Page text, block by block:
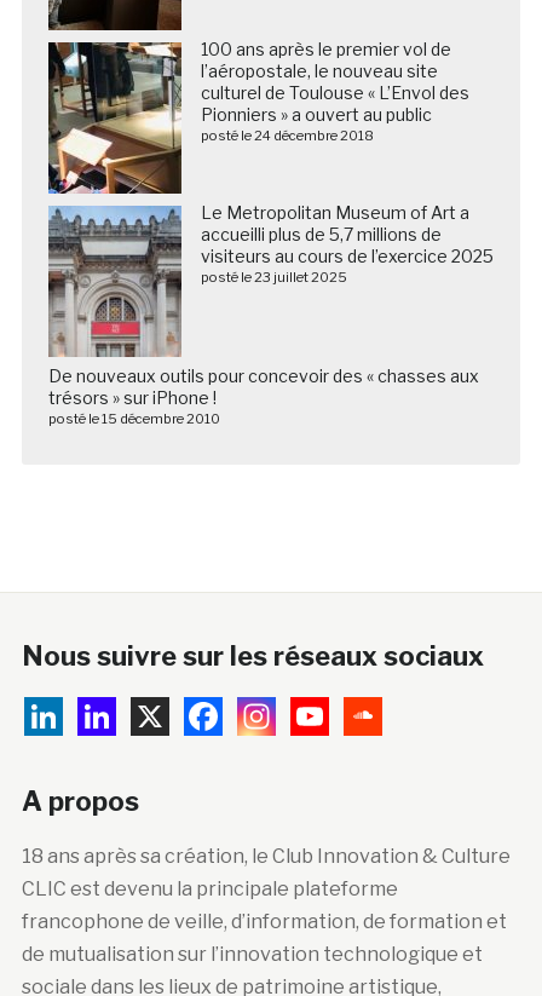
100 ans après le premier vol de
l’aéropostale, le nouveau site
culturel de Toulouse « L’Envol des
Pionniers » a ouvert au public
posté le 24 décembre 2018
Le Metropolitan Museum of Art a
accueilli plus de 5,7 millions de
visiteurs au cours de l’exercice 2025
posté le 23 juillet 2025
De nouveaux outils pour concevoir des « chasses aux
trésors » sur iPhone !
posté le 15 décembre 2010
Nous suivre sur les réseaux sociaux
A propos
18 ans après sa création, le Club Innovation & Culture
CLIC est devenu la principale plateforme
francophone de veille, d’information, de formation et
de mutualisation sur l’innovation technologique et
sociale dans les lieux de patrimoine artistique,